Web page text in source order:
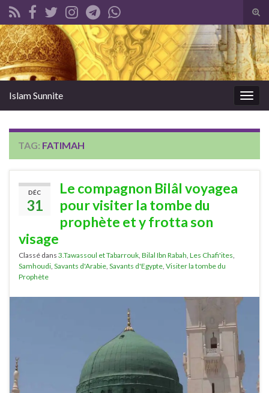
Search for:
Islam Sunnite
TAG: FATIMAH
DÉC
31
Le compagnon Bilâl voyagea
pour visiter la tombe du
prophète et y frotta son
visage
Classé dans 3.Tawassoul et Tabarrouk Bilal Ibn Rabah Les Chafi'ites
Samhoudi Savants d'Arabie Savants d'Egypte Visiter la tombe du
Prophète